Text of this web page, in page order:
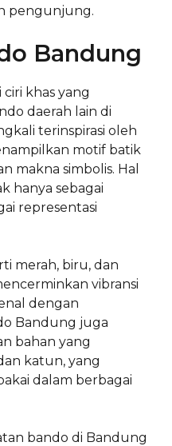
pengunjung.
Bandung
khas yang
daerah lain di
terinspirasi oleh
motif batik
makna simbolis. Hal
hanya sebagai
representasi
merah, biru, dan
vibransi
dengan
Bandung juga
bahan yang
katun, yang
dalam berbagai
bando di Bandung